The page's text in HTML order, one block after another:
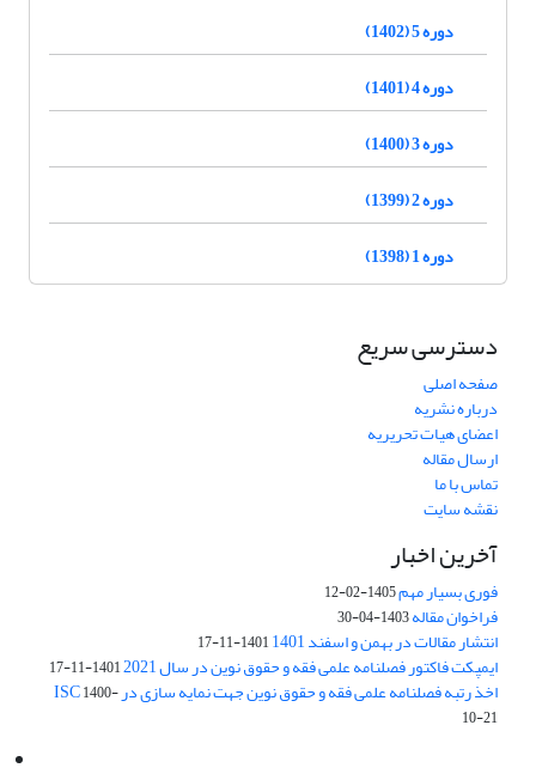
دوره 5 (1402)
دوره 4 (1401)
دوره 3 (1400)
دوره 2 (1399)
دوره 1 (1398)
دسترسی سریع
صفحه اصلی
درباره نشریه
اعضای هیات تحریریه
ارسال مقاله
تماس با ما
نقشه سایت
آخرین اخبار
فوری بسیار مهم1405-02-12
فراخوان مقاله1403-04-30
انتشار مقالات در بهمن و اسفند 1401 1401-11-17
ایمپکت فاکتور فصلنامه علمی فقه و حقوق نوین در سال 2021 1401-11-17
اخذ رتبه فصلنامه علمی فقه و حقوق نوین جهت نمایه سازی در ISC1400-
10-21